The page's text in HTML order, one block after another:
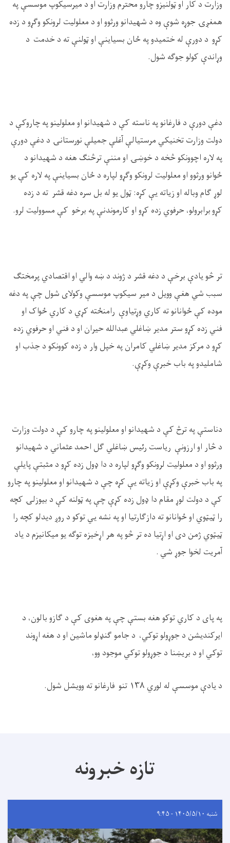
وزارت د کار او ټولنیزو چارو محترم وزارت او د میرسیکوپ موسسې په
همغږۍ جوړه شوې وه د شهیدانو ورثوو او د معلولیت لرونکو وګړو د زده
کړو د دورې له ختمیدو په ځان بسیاینې او ټولنې ته د خدمت د
وړاندې کولو جوګه شول.
دغې دورې د فارغانو په ناسته کې د شهیدانو او معلولینو په چاروکې د
دولت وزارت تخنیکي مرستیالې آغلې جمیلې نورستانۍ د دغې دورې
په لاره اچوونکو څخه د خوښۍ او مننې ترڅنګ هغه د شهیدانو د
ځوانو ورثوو او معلولیت لرونکو وګړو لپاره د ځان بسیاینې په لاره کې یو
لوړ ګام وباله او زیاته یې کړه: ټول یو له بل سره دغه قشر ته د زده
کړو برابرولو، حرفوي زده کړو او کارموندنې په برخو کې مسوولیت لرو.
تر څو یادې برخې د دغه قشر د ژوند د ښه والي او اقتصادي پرمختګ
سبب شي هغې وویل د میر سیکوپ موسسې وکولای شول چې په دغه
موده کې ځوانانو ته کاري وړتیاوې رامنځته کړي د کاري ځواک او
فني زده کړو ستر مدیر ښاغلي عبدالله حیران او د فني او حرفوي زده
کړو د مرکز مدیر ښاغلي کامران په خپل وار د زده کوونکو د جذب او
شاملیدو په باب خبرې وکړې.
دناستې په ترڅ کې د شهیدانو او معلولینو په چارو کې د دولت وزارت
د څار او ارزونې ریاست رئیس ښاغلي ګل احمد عثماني د شهیدانو
ورثوو او د معلولیت لرونکو وګړو لپاره د دا ډول زده کړو د مثبتې پایلې
په باب خبرې وکړې او زیاته یې کړه چې د شهیدانو او معلولینو په چارو
کې د دولت لوړ مقام دا ډول زده کړې چې په ټولنه کې د بیوزلۍ کچه
را ټیټوي او ځوانانو ته دازګارتیا او په نشه یي توکو د روږ دیدلو کچه را
ټیټوي ژمن دی او اړتیا ده تر څو په هر اړخیزه توګه یو میکانیزم د یاد
آمریت لخوا جوړ شي .
په پای د کاري توکو هغه بستې چې په هغوی کې د ګازو بالون، د
ایرکندیشن د جوړولو توکي، د جامو ګنډلو ماشین او د هغه اړوند
توکي او د بریښنا د جوړولو توکي موجود وو،
د یادې موسسې له لوري ۱۳۸ تنو فارغانو ته وویشل شول.
تازه خبرونه
شنبه ۱۴۰۵/۵/۱۰ - ۹:۴۵